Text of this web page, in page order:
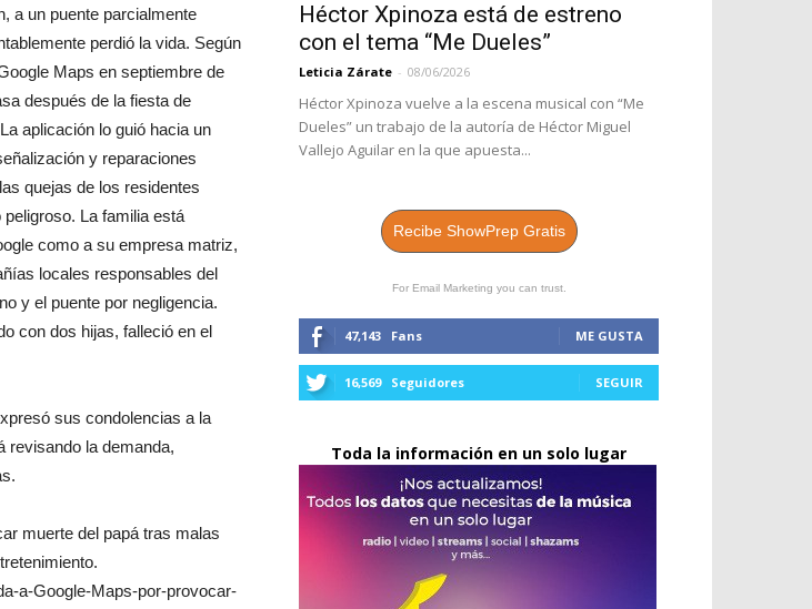
a un puente parcialmente
perdió la vida. Según
Maps en septiembre de
después de la fiesta de
aplicación lo guió hacia un
y reparaciones
quejas de los residentes
La familia está
como a su empresa matriz,
locales responsables del
y el puente por negligencia.
con dos hijas, falleció en el
sus condolencias a la
revisando la demanda,
muerte del papá tras malas
a-Google-Maps-por-provocar-
Héctor Xpinoza está de estreno
con el tema “Me Dueles”
Leticia Zárate - 08/06/2026
Héctor Xpinoza vuelve a la escena musical con “Me
Dueles” un trabajo de la autoría de Héctor Miguel
Vallejo Aguilar en la que apuesta...
Recibe ShowPrep Gratis
For Email Marketing you can trust.
47,143 Fans ME GUSTA
16,569 Seguidores SEGUIR
Toda la información en un solo lugar